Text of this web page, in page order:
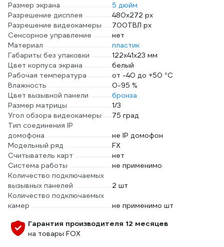
Размер экрана
5 дюйм
Разрешение дисплея
480х272 px
Разрешение видеокамеры
700ТВЛ px
Сенсорное управление
нет
Материал
пластик
Габариты без упаковки
122х41х23 мм
Цвет корпуса экрана
белый
Рабочая температура
от -40 до +50 °С
Влажность
0-95 %
Цвет вызывной панели
бронза
Размер матрицы
1/3
Угол обзора видеокамеры
75 град
Тип соединения IP
домофона
не IP домофон
Модельный ряд
FX
Считыватель карт
нет
Система работы
не применимо
Количество подключаемых
вызывных панелей
2 шт
Количество подключаемых
камер
не применимо шт
Гарантия производителя 12 месяцев
на товары FOX